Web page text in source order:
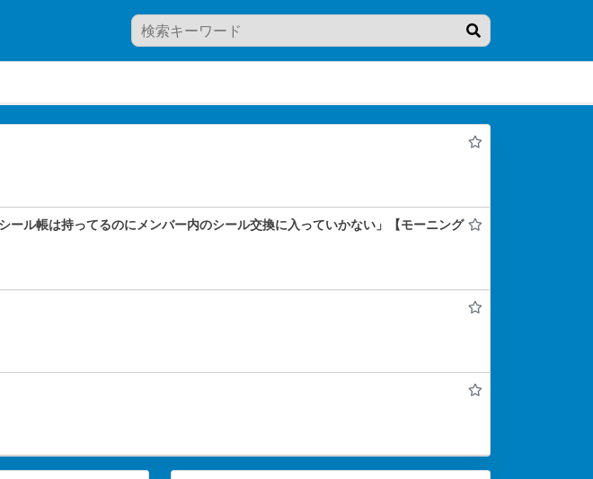
ール帳は持ってるのにメンバー内のシール交換に入っていかない」【モーニング